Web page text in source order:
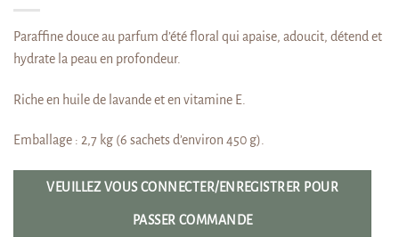
Paraffine douce au parfum d’été floral qui apaise, adoucit, détend et
hydrate la peau en profondeur.
Riche en huile de lavande et en vitamine E.
Emballage : 2,7 kg (6 sachets d’environ 450 g).
VEUILLEZ VOUS CONNECTER/ENREGISTRER POUR
PASSER COMMANDE